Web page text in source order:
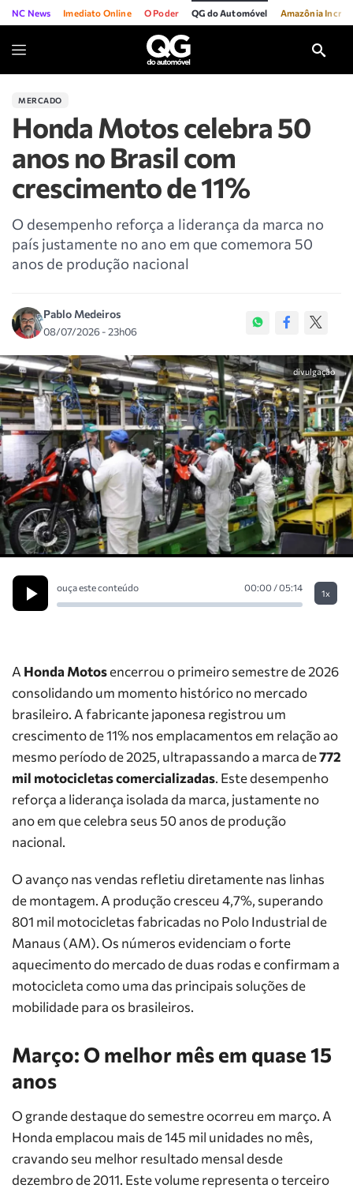
NC News Imediato Online O Poder QG do Automóvel Amazônia
MERCADO
Honda Motos celebra 50
anos no Brasil com
crescimento de 11%
O desempenho reforça a liderança da marca no
país justamente no ano em que comemora 50
anos de produção nacional
Pablo Medeiros
08/07/2026 - 23h06
divulgação
ouça este conteúdo 00:00 / 05:14
1x
A Honda Motosencerrou o primeiro semestre de 2026
consolidando um momento histórico no mercado
brasileiro. A fabricante japonesa registrou um
crescimento de 11% nos emplacamentos em relação ao
mesmo período de 2025, ultrapassando a marca de772
mil motocicletas comercializadas. Este desempenho
reforça a liderança isolada da marca, justamente no
ano em que celebra seus 50 anos de produção
nacional.
O avanço nas vendas refletiu diretamente nas linhas
de montagem. A produção cresceu 4,7%, superando
801 mil motocicletas fabricadas no Polo Industrial de
Manaus (AM). Os números evidenciam o forte
aquecimento do mercado de duas rodas e confirmam a
motocicleta como uma das principais soluções de
mobilidade para os brasileiros.
Março: O melhor mês em quase 15
anos
O grande destaque do semestre ocorreu em março. A
Honda emplacou mais de 145 mil unidades no mês,
cravando seu melhor resultado mensal desde
dezembro de 2011. Este volume representa o terceiro